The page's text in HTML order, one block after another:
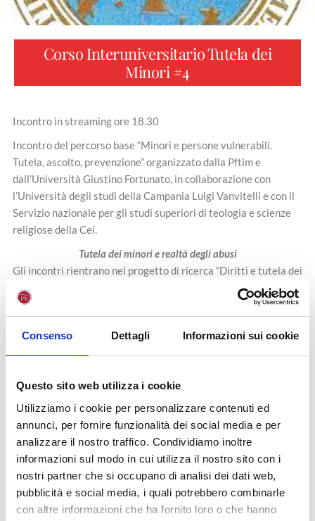
Consenso Dettagli Informazioni sui cookie
Questo sito web utilizza i cookie
Utilizziamo i cookie per personalizzare contenuti ed
annunci, per fornire funzionalità dei social media e per
analizzare il nostro traffico. Condividiamo inoltre
informazioni sul modo in cui utilizza il nostro sito con i
nostri partner che si occupano di analisi dei dati web,
pubblicità e social media, i quali potrebbero combinarle
con altre informazioni che ha fornito loro o che hanno
Corso Interuniversitario Tutela dei
Minori #4
Incontro in streaming ore 18.30
Incontro del percorso base “Minori e persone vulnerabili.
Tutela, ascolto, prevenzione” organizzato dalla Pftim e
dall’Università Giustino Fortunato, in collaborazione con
l’Università degli studi della Campania Luigi Vanvitelli e con il
Servizio nazionale per gli studi superiori di teologia e scienze
religiose della Cei.
Tutela dei minori e realtà degli abusi
Gli incontri rientrano nel progetto di ricerca “Diritti e tutela dei
minor: profili giuridici, economici, psicologici e socio- pastorali”
promosso dalla Pontificia Facoltà Teologica dell’Italia
Meridionale di Napoli – Sez. San Tommaso D’Aquinio e
dall’Università Giustino Fortunato, in collaborazione con
l’Università degli Studi della Campania Luigi Vanvitelli e con il
Religiose della Conferenza Episcopale Italiana.
Programma
Per partecipare inviare mail di adesione aeventi@
unifortunato.eu